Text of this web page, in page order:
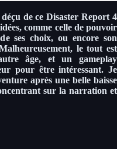
de ce Disaster Report 4
comme celle de pouvoir
ses choix, ou encore son
le tout est
âge, et un gameplay
pour être intéressant. Je
après une belle baisse
sur la narration et